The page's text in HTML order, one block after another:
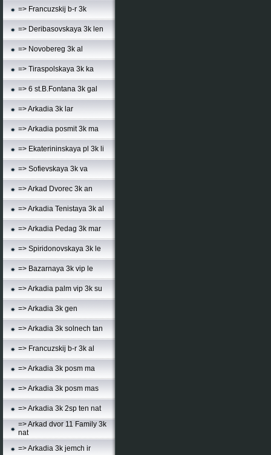
=> Francuzskij b-r 3k
=> Deribasovskaya 3k len
=> Novobereg 3k al
=> Tiraspolskaya 3k ka
=> 6 st.B.Fontana 3k gal
=> Arkadia 3k lar
=> Arkadia posmit 3k ma
=> Ekaterininskaya pl 3k li
=> Sofievskaya 3k va
=> Arkad Dvorec 3k an
=> Arkadia Tenistaya 3k al
=> Arkadia Pedag 3k mar
=> Spiridonovskaya 3k le
=> Bazarnaya 3k vip le
=> Arkadia palm vip 3k su
=> Arkadia 3k gen
=> Arkadia 3k solnech tan
=> Francuzskij b-r 3k al
=> Arkadia 3k posm ma
=> Arkadia 3k posm mas
=> Arkadia 3k 2sp ten nat
=> Arkad dvor 11 Family 3k
nat
=> Arkadia 3k jemch ir